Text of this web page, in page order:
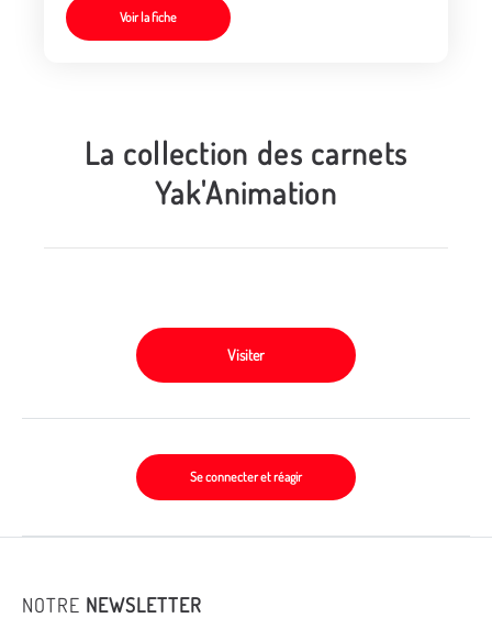
Voir la fiche
La collection des carnets
Yak'Animation
Visiter
Se connecter et réagir
NOTRE NEWSLETTER